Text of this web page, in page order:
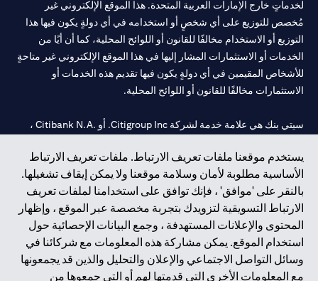
يستخدم موقعنا ملفات تعريف الارتباط. ملفات تعريف الارتباط
الأساسية مطلوبة لأمان وسلامة موقعنا ولا يمكن إيقاف تشغيلها.
بالنقر على 'موافق' ، فإنك توافق على استخدامنا لملفات تعريف
الارتباط التسويقية لتزويدك بتجربة مخصصة عبر الموقع ، وإظهار
المحتوى والإعلانات المستهدفة ، وجمع البيانات الإحصائية حول
استخدام الموقع. يمكن مشاركة هذه المعلومات مع شركائنا في
وسائل التواصل الاجتماعي والإعلان والتحليل والذين قد يجمعونها
مع المعلومات الأخرى التي قدمتها لهم أو التي جمعوها من
لخدماتٍ خارج الإمارات العربية المتحدة. هذا الموقع الإلكتروني غير
مُخصص للتوزيع على أي شخصٍ أو استخدامه في أي دولةٍ يكون فيها هذا
التوزيع أو الاستخدام مخالفًا للقانون أو اللوائح المحلية، كما أن أيًا من
الخدمات أو الاستثمارات المشار إليها في هذا الموقع الإلكتروني غير متاحةٍ
للأشخاص المقيمين في أي دولةٍ يكون فيها تقديم هذه الخدمات أو
الاستثمارات مخالفًا للقانون أو اللوائح المحلية.
سيتي بنك هي علامة خدمة لشركة Citigroup Inc. أو .Citibank N.A ،
سيتي بنك إن. إيه. الإمارات مسجل لدى مصرف الإمارات المركزي تحت
أرقام التراخيص 202563 لفرع الوصل في دبي، 531989 لفرع مول
الإمارات في دبي، وCN-1002019لفرع أبوظبي. هاتف: 4000 311 04.
فرع سيتي بنك إن إيه - الإمارات العربية المتحدة مرخص من مصرف
الإمارات العربية المتحدة المركزي كفرع لبنك أجنبي.
سيتي بنك إن إيه الإمارات العربية المتحدة مرخص من هيئة الأوراق المالية
والسلع في الإمارات العربية المتحدة ("SCA") للقيام بالنشاط المالي لـ أ)